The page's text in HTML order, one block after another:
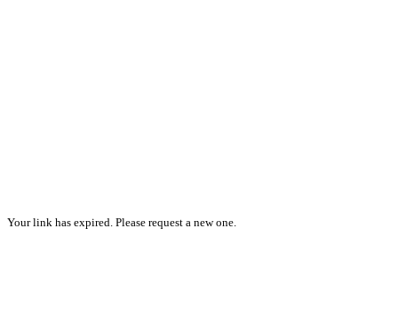
Your link has expired. Please request a new one.